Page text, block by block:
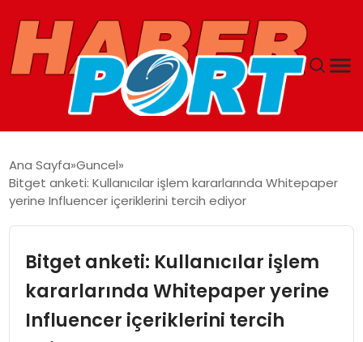
GUNCEL
SAĞLIK
SPOR
Ana Sayfa Guncel
Bitget anketi: Kullanıcılar işlem kararlarında Whitepaper
yerine Influencer içeriklerini tercih ediyor
Bitget anketi: Kullanıcılar işlem
kararlarında Whitepaper yerine
Influencer içeriklerini tercih